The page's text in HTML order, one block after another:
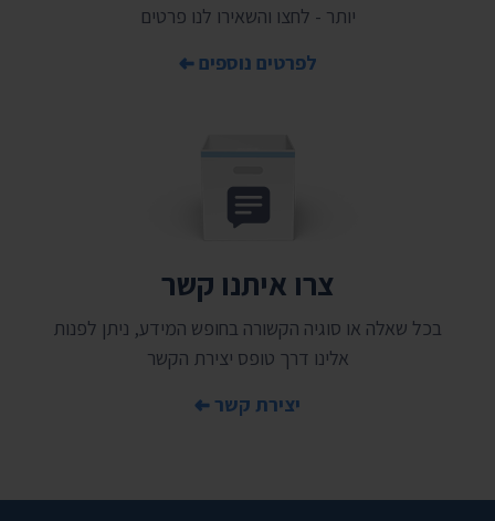
יותר - לחצו והשאירו לנו פרטים
לפרטים נוספים
צרו איתנו קשר
בכל שאלה או סוגיה הקשורה בחופש המידע, ניתן לפנות
אלינו דרך טופס יצירת הקשר
יצירת קשר